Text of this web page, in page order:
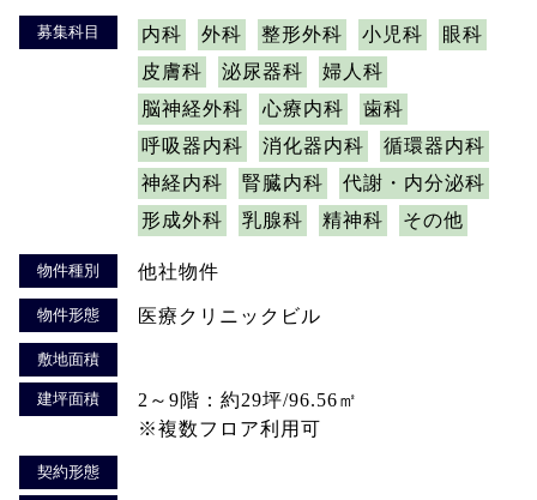
募集科目 内科 外科 整形外科 小児科
眼科
皮膚科
泌尿器科
婦人科
脳神経外科
心療内科
歯科
呼吸器内科
消化器内科
循環器内科
神経内科
腎臓内科
代謝・内分泌科
形成外科
乳腺科 精神科 その他
物件種別 他社物件
物件形態 医療クリニックビル
敷地面積
建坪面積
2～9階：約29坪/96.56㎡
※複数フロア利用可
契約形態